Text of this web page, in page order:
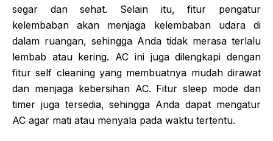
segar dan sehat. Selain itu, fitur pengatur
kelembaban akan menjaga kelembaban udara di
dalam ruangan, sehingga Anda tidak merasa terlalu
lembab atau kering. AC ini juga dilengkapi dengan
fitur self cleaning yang membuatnya mudah dirawat
dan menjaga kebersihan AC. Fitur sleep mode dan
timer juga tersedia, sehingga Anda dapat mengatur
AC agar mati atau menyala pada waktu tertentu.